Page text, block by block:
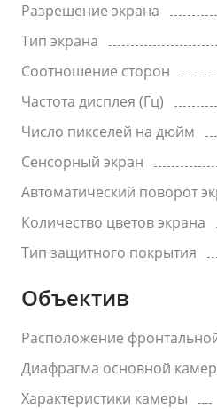
Разрешение экрана
Тип экрана
Соотношение сторон
Частота дисплея (Гц)
Число пикселей на дюйм
Сенсорный экран
Автоматический поворот
Количество цветов экрана
Тип защитного покрытия
Объектив
Расположение
Диафрагма основной
Характеристики камеры